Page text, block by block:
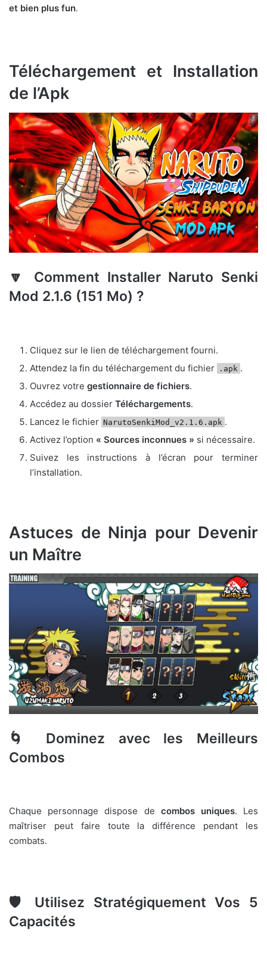
et bien plus fun.
Téléchargement et Installation
de l’Apk
🔽 Comment Installer Naruto Senki
Mod 2.1.6 (151 Mo) ?
Cliquez sur le lien de téléchargement fourni.
Attendez la fin du téléchargement du fichier
.apk .
Ouvrez votre gestionnaire de fichiers.
Accédez au dossier Téléchargements.
Lancez le fichier NarutoSenkiMod_v2.1.6.apk .
Activez l’option « Sources inconnues » si nécessaire.
Suivez les instructions à l’écran pour terminer
l’installation.
Astuces de Ninja pour Devenir
un Maître
🌀 Dominez avec les Meilleurs
Combos
Chaque personnage dispose de combos uniques. Les
maîtriser peut faire toute la différence pendant les
combats.
🛡️ Utilisez Stratégiquement Vos 5
Capacités